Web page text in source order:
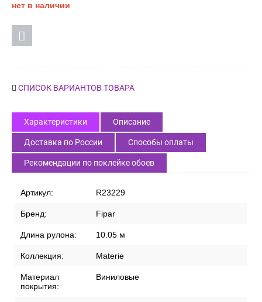
нет в наличии
СПИСОК ВАРИАНТОВ ТОВАРА
Характеристики Описание
Доставка по России Способы оплаты
Рекомендации по поклейке обоев
Артикул: R23229
Бренд: Fipar
Длина рулона: 10.05 м
Коллекция: Materie
Материал
покрытия:
Виниловые